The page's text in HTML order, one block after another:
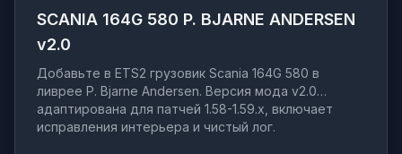
SCANIA 164G 580 P. BJARNE ANDERSEN
v2.0
Добавьте в ETS2 грузовик Scania 164G 580 в
ливрее P. Bjarne Andersen. Версия мода v2.0
адаптирована для патчей 1.58-1.59.x, включает
исправления интерьера и чистый лог.